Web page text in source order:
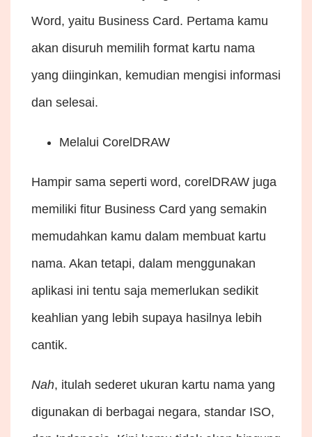
Word, yaitu Business Card. Pertama kamu
akan disuruh memilih format kartu nama
yang diinginkan, kemudian mengisi informasi
dan selesai.
Melalui CorelDRAW
Hampir sama seperti word, corelDRAW juga
memiliki fitur Business Card yang semakin
memudahkan kamu dalam membuat kartu
nama. Akan tetapi, dalam menggunakan
aplikasi ini tentu saja memerlukan sedikit
keahlian yang lebih supaya hasilnya lebih
cantik.
Nah, itulah sederet ukuran kartu nama yang
digunakan di berbagai negara, standar ISO,